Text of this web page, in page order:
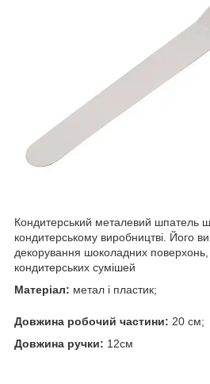
Кондитерський металевий шпатель
кондитерському виробництві. Його
декорування шоколадних поверхонь,
кондитерських сумішей
Матеріал: метал і пластик;
Довжина робочий частини: 20 см;
Довжина ручки: 12см